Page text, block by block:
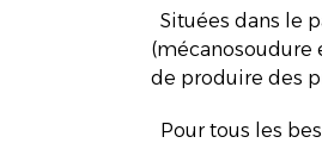
Situées dans le
(mécanosoudure
de produire des
Pour tous les